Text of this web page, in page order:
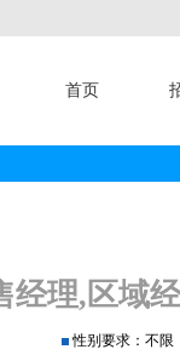
首页
经理,区域
性别要求：不限